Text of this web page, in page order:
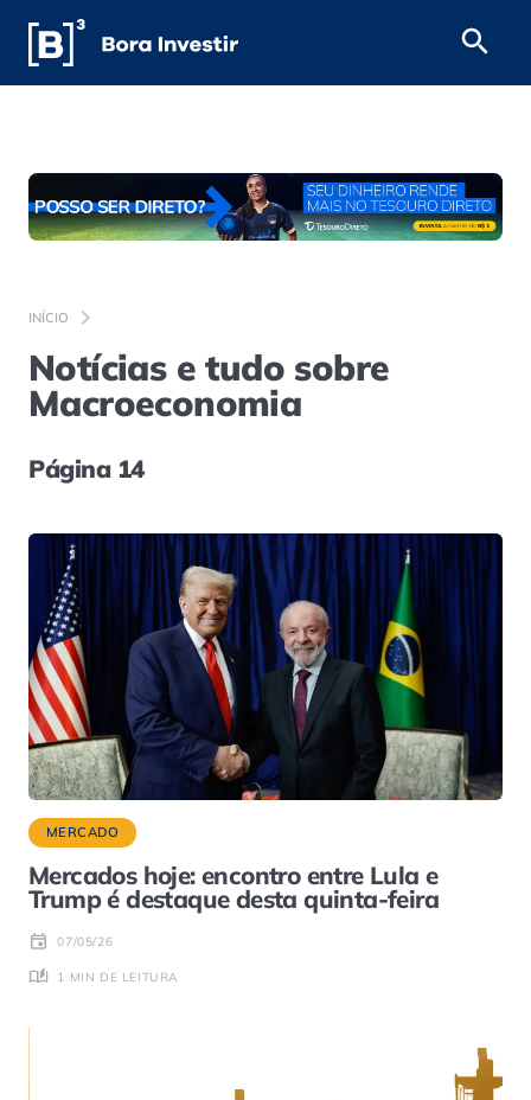
INÍCIO
Notícias e tudo sobre
Macroeconomia
Página 14
MERCADO
Mercados hoje: encontro entre Lula e
Trump é destaque desta quinta-feira
07/05/26
1 MIN DE LEITURA